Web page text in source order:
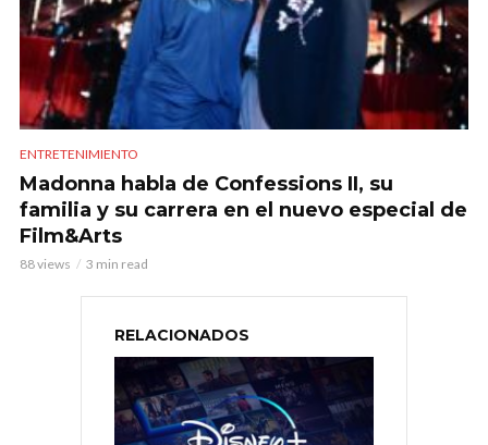
ENTRETENIMIENTO
Madonna habla de Confessions II, su
familia y su carrera en el nuevo especial de
Film&Arts
88 views 3 min read
RELACIONADOS